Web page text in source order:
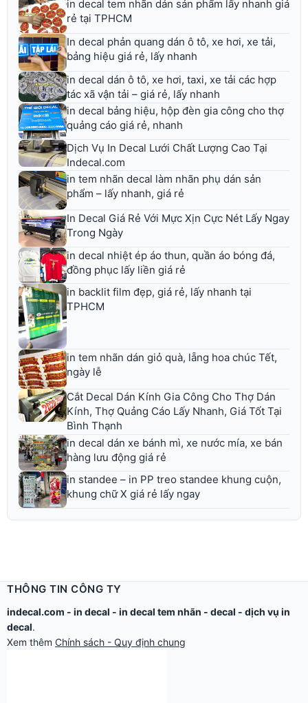
in decal tem nhãn dán sản phẩm lấy nhanh giá
rẻ tại TPHCM
In decal phản quang dán ô tô, xe hơi, xe tải,
bảng hiệu giá rẻ, lấy nhanh
in decal dán ô tô, xe hơi, taxi, xe tải các hợp
tác xã vận tải – giá rẻ, lấy nhanh
in decal bảng hiệu, hộp đèn gia công cho thợ
quảng cáo giá rẻ, nhanh
Dịch Vụ In Decal Lưới Chất Lượng Cao Tại
Indecal.com
in tem nhãn decal làm nhãn phụ dán sản
phẩm – lấy nhanh, giá rẻ
In Decal Giá Rẻ Với Mực Xịn Cực Nét Lấy Ngay
Trong Ngày
in decal nhiệt ép áo thun, quần áo bóng đá,
đồng phục lấy liền giá rẻ
in backlit film đẹp, giá rẻ, lấy nhanh tại
TPHCM
in tem nhãn dán giỏ quà, lẵng hoa chúc Tết,
ngày lễ
Cắt Decal Dán Kính Gia Công Cho Thợ Dán
Kính, Thợ Quảng Cáo Lấy Nhanh, Giá Tốt Tại
Bình Thạnh
in decal dán xe bánh mì, xe nước mía, xe bán
hàng lưu động giá rẻ
in standee – in PP treo standee khung cuộn,
khung chữ X giá rẻ lấy ngay
THÔNG TIN CÔNG TY
indecal.com - in decal - in decal tem nhãn - decal - dịch vụ in
decal.
Xem thêm Chính sách - Quy định chung